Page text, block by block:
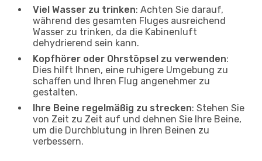
Viel Wasser zu trinken: Achten Sie darauf,
während des gesamten Fluges ausreichend
Wasser zu trinken, da die Kabinenluft
dehydrierend sein kann.
Kopfhörer oder Ohrstöpsel zu verwenden:
Dies hilft Ihnen, eine ruhigere Umgebung zu
schaffen und Ihren Flug angenehmer zu
gestalten.
Ihre Beine regelmäßig zu strecken: Stehen Sie
von Zeit zu Zeit auf und dehnen Sie Ihre Beine,
um die Durchblutung in Ihren Beinen zu
verbessern.